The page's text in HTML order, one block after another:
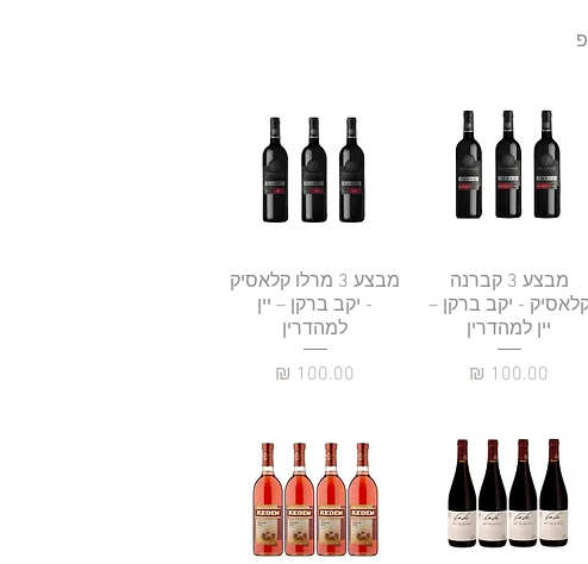
תצוגה מהירה
מבצע 3 קברנה
- יקב ברקן –
יין למהדרין
מחיר
תצוגה מהירה
מבצע 3 מרלו קלאסיק
- יקב ברקן – יין
למהדרין
מחיר